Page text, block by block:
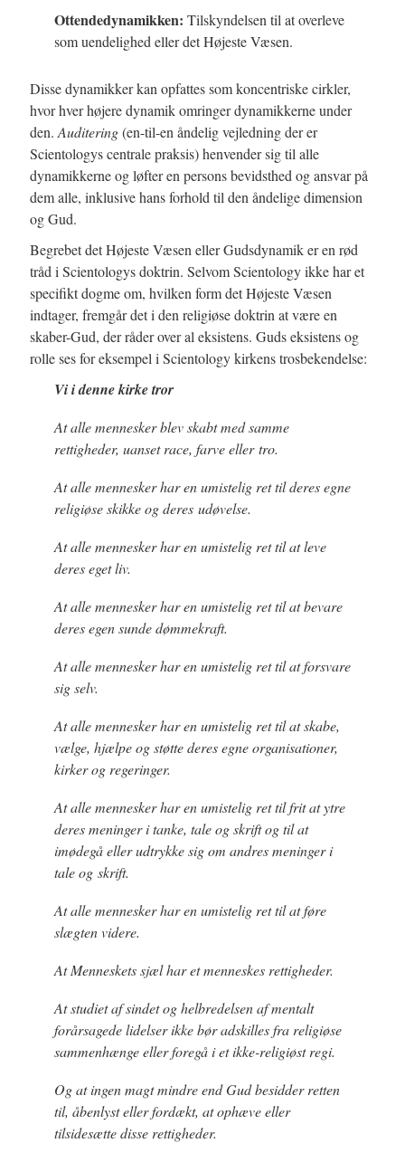
Ottendedynamikken: Tilskyndelsen til at overleve
som uendelighed eller det Højeste Væsen.
Disse dynamikker kan opfattes som koncentriske cirkler,
hvor hver højere dynamik omringer dynamikkerne under
den. Auditering(en-til-en åndelig vejledning der er
Scientologys centrale praksis) henvender sig til alle
dynamikkerne og løfter en persons bevidsthed og ansvar på
dem alle, inklusive hans forhold til den åndelige dimension
og Gud.
Begrebet det Højeste Væsen eller Gudsdynamik er en rød
tråd i Scientologys doktrin. Selvom Scientology ikke har et
specifikt dogme om, hvilken form det Højeste Væsen
indtager, fremgår det i den religiøse doktrin at være en
skaber-Gud, der råder over al eksistens. Guds eksistens og
rolle ses for eksempel i Scientology kirkens trosbekendelse:
Vi i denne kirke tror
At alle mennesker blev skabt med samme
rettigheder, uanset race, farve eller tro.
At alle mennesker har en umistelig ret til deres egne
religiøse skikke og deres udøvelse.
At alle mennesker har en umistelig ret til at leve
deres eget liv.
At alle mennesker har en umistelig ret til at bevare
deres egen sunde dømmekraft.
At alle mennesker har en umistelig ret til at forsvare
sig selv.
At alle mennesker har en umistelig ret til at skabe,
vælge, hjælpe og støtte deres egne organisationer,
kirker og regeringer.
At alle mennesker har en umistelig ret til frit at ytre
deres meninger i tanke, tale og skrift og til at
imødegå eller udtrykke sig om andres meninger i
tale og skrift.
At alle mennesker har en umistelig ret til at føre
slægten videre.
At Menneskets sjæl har et menneskes rettigheder.
At studiet af sindet og helbredelsen af mentalt
forårsagede lidelser ikke bør adskilles fra religiøse
sammenhænge eller foregå i et ikke-religiøst regi.
Og at ingen magt mindre end Gud besidder retten
til, åbenlyst eller fordækt, at ophæve eller
tilsidesætte disse rettigheder.